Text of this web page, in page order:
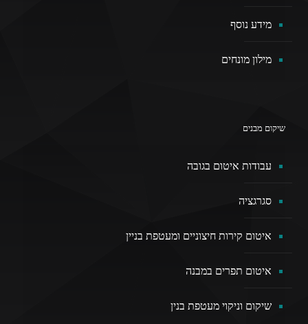
מידע נוסף
מילון מונחים
שיקום מבנים
עבודות איטום בגובה
סגרגציה
איטום קירות חיצוניים ומעטפת בניין
איטום תפרים במבנה
שיקום וניקוי מעטפת בנין